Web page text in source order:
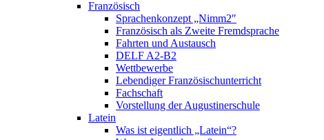
Französisch
Sprachenkonzept „Nimm2″
Französisch als Zweite Fremdsprache
Fahrten und Austausch
DELF A2-B2
Wettbewerbe
Lebendiger Französischunterricht
Fachschaft
Vorstellung der Augustinerschule
Latein
Was ist eigentlich „Latein“?